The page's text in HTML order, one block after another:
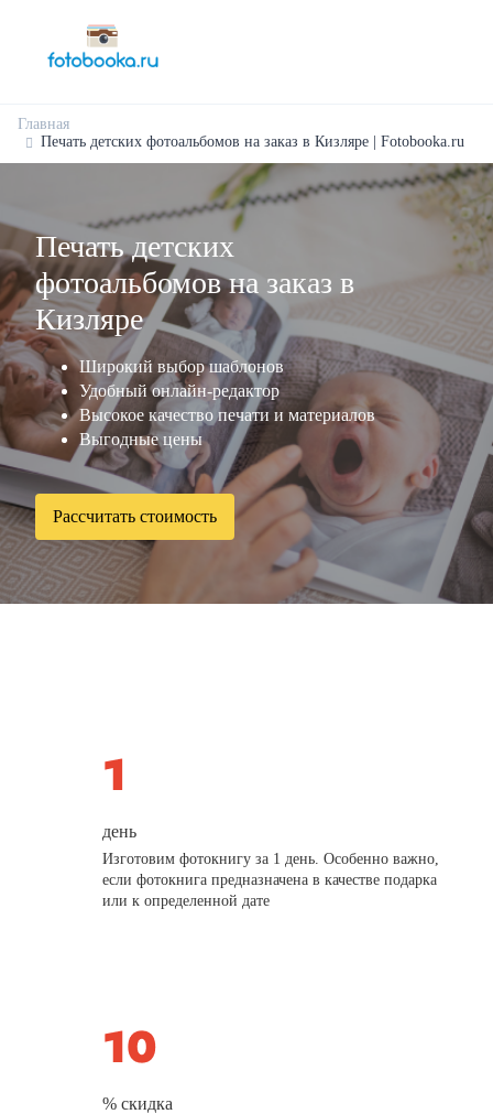
Главная
Печать детских фотоальбомов на заказ в Кизляре | Fotobooka.ru
Печать детских
фотоальбомов на заказ в
Кизляре
Широкий выбор шаблонов
Удобный онлайн-редактор
Высокое качество печати и материалов
Выгодные цены
Рассчитать стоимость
день
Изготовим фотокнигу за 1 день. Особенно важно,
если фотокнига предназначена в качестве подарка
или к определенной дате
% скидка